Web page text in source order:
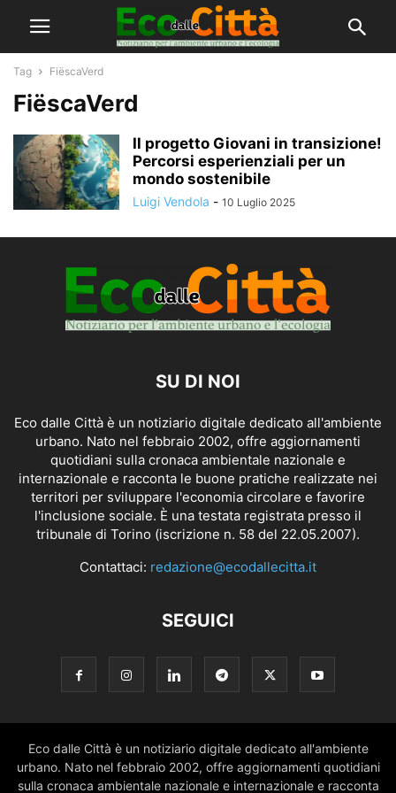
Tag FiëscaVerd
FiëscaVerd
Il progetto Giovani in transizione!
Percorsi esperienziali per un
mondo sostenibile
Luigi Vendola - 10 Luglio 2025
SU DI NOI
Eco dalle Città è un notiziario digitale dedicato all'ambiente
urbano. Nato nel febbraio 2002, offre aggiornamenti
quotidiani sulla cronaca ambientale nazionale e
internazionale e racconta le buone pratiche realizzate nei
territori per sviluppare l'economia circolare e favorire
l'inclusione sociale. È una testata registrata presso il
tribunale di Torino (iscrizione n. 58 del 22.05.2007).
Contattaci: redazione@ecodallecitta.it
SEGUICI
Eco dalle Città è un notiziario digitale dedicato all'ambiente
urbano. Nato nel febbraio 2002, offre aggiornamenti quotidiani
sulla cronaca ambientale nazionale e internazionale e racconta